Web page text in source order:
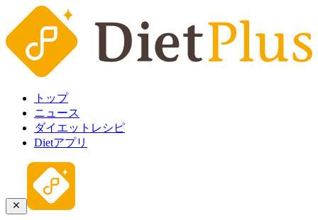
トップ
ニュース
ダイエットレシピ
Dietアプリ